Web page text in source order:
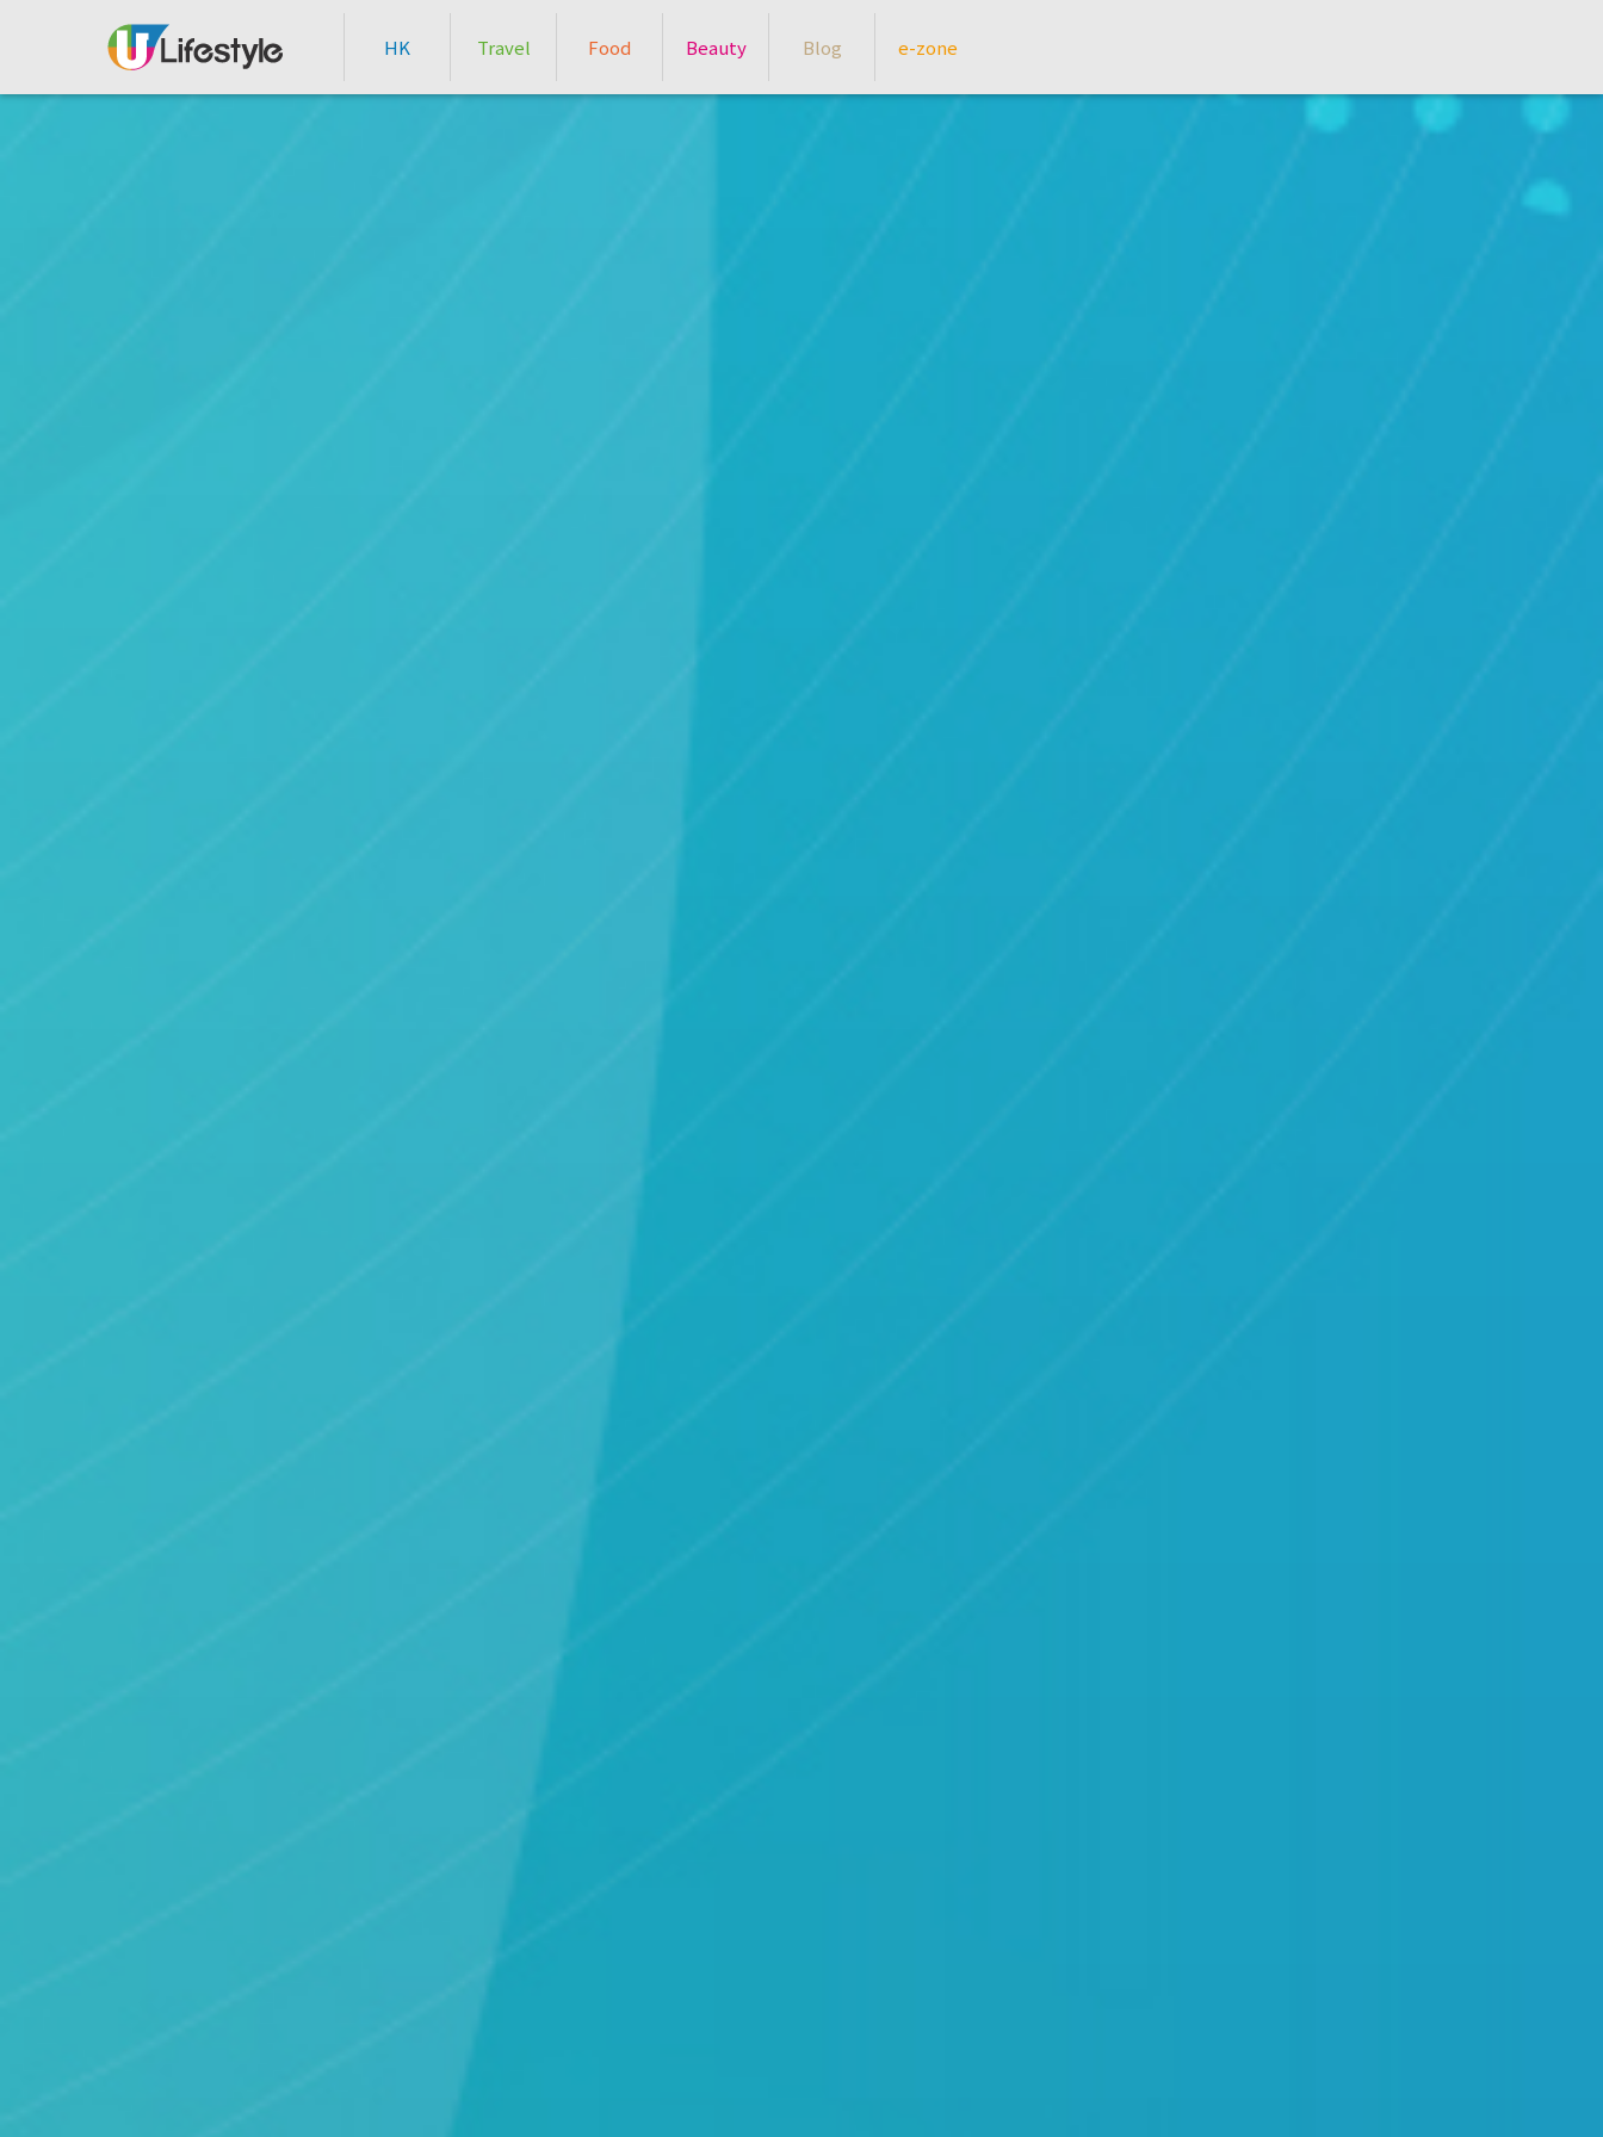
HK Travel Food Beauty Blog e-zone